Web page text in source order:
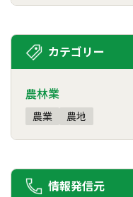
カテゴリー
農林業
農業 農地
情報発信元